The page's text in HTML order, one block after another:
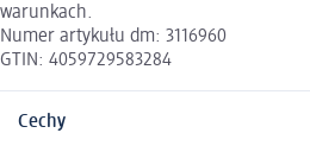
warunkach.
Numer artykułu dm: 3116960
GTIN: 4059729583284
Cechy